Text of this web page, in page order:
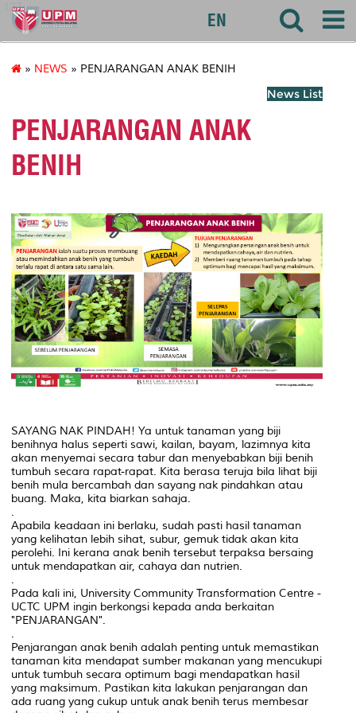
127
EN
» NEWS » PENJARANGAN ANAK BENIH
News List
PENJARANGAN ANAK
BENIH
SAYANG NAK PINDAH! Ya untuk tanaman yang biji
benihnya halus seperti sawi, kailan, bayam, lazimnya kita
akan menyemai secara tabur dan menyebabkan biji benih
tumbuh secara rapat-rapat. Kita berasa teruja bila lihat biji
benih mula bercambah dan sayang nak pindahkan atau
buang. Maka, kita biarkan sahaja.
.
Apabila keadaan ini berlaku, sudah pasti hasil tanaman
yang kelihatan lebih sihat, subur, gemuk tidak akan kita
perolehi. Ini kerana anak benih tersebut terpaksa bersaing
untuk mendapatkan air, cahaya dan nutrien.
.
Pada kali ini, University Community Transformation Centre -
UCTC UPM ingin berkongsi kepada anda berkaitan
"PENJARANGAN".
.
Penjarangan anak benih adalah penting untuk memastikan
tanaman kita mendapat sumber makanan yang mencukupi
untuk tumbuh secara optimum bagi mendapatkan hasil
yang maksimum. Pastikan kita lakukan penjarangan dan
ada ruang yang cukup untuk anak benih terus membesar